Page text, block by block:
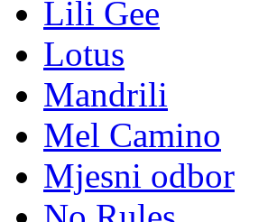
Lili Gee
Lotus
Mandrili
Mel Camino
Mjesni odbor